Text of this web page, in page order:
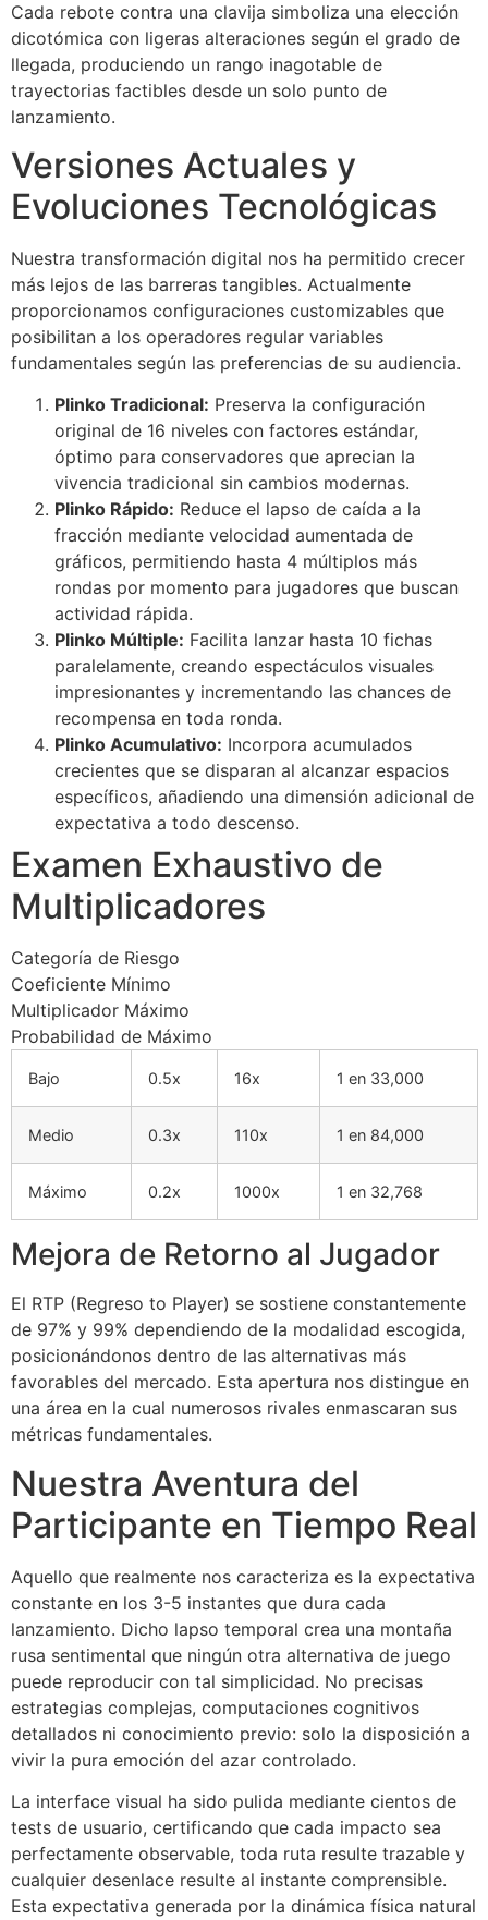
Cada rebote contra una clavija simboliza una elección
dicotómica con ligeras alteraciones según el grado de
llegada, produciendo un rango inagotable de
trayectorias factibles desde un solo punto de
lanzamiento.
Versiones Actuales y
Evoluciones Tecnológicas
Nuestra transformación digital nos ha permitido crecer
más lejos de las barreras tangibles. Actualmente
proporcionamos configuraciones customizables que
posibilitan a los operadores regular variables
fundamentales según las preferencias de su audiencia.
Plinko Tradicional: Preserva la configuración
original de 16 niveles con factores estándar,
óptimo para conservadores que aprecian la
vivencia tradicional sin cambios modernas.
Plinko Rápido: Reduce el lapso de caída a la
fracción mediante velocidad aumentada de
gráficos, permitiendo hasta 4 múltiplos más
rondas por momento para jugadores que buscan
actividad rápida.
Plinko Múltiple: Facilita lanzar hasta 10 fichas
paralelamente, creando espectáculos visuales
impresionantes y incrementando las chances de
recompensa en toda ronda.
Plinko Acumulativo: Incorpora acumulados
crecientes que se disparan al alcanzar espacios
específicos, añadiendo una dimensión adicional de
expectativa a todo descenso.
Examen Exhaustivo de
Multiplicadores
Categoría de Riesgo
Coeficiente Mínimo
Multiplicador Máximo
Probabilidad de Máximo
Bajo 0.5x 16x 1 en 33,000
Medio 0.3x 110x 1 en 84,000
Máximo 0.2x 1000x 1 en 32,768
Mejora de Retorno al Jugador
El RTP (Regreso to Player) se sostiene constantemente
de 97% y 99% dependiendo de la modalidad escogida,
posicionándonos dentro de las alternativas más
favorables del mercado. Esta apertura nos distingue en
una área en la cual numerosos rivales enmascaran sus
métricas fundamentales.
Nuestra Aventura del
Participante en Tiempo Real
Aquello que realmente nos caracteriza es la expectativa
constante en los 3-5 instantes que dura cada
lanzamiento. Dicho lapso temporal crea una montaña
rusa sentimental que ningún otra alternativa de juego
puede reproducir con tal simplicidad. No precisas
estrategias complejas, computaciones cognitivos
detallados ni conocimiento previo: solo la disposición a
vivir la pura emoción del azar controlado.
La interface visual ha sido pulida mediante cientos de
tests de usuario, certificando que cada impacto sea
perfectamente observable, toda ruta resulte trazable y
cualquier desenlace resulte al instante comprensible.
Esta expectativa generada por la dinámica física natural